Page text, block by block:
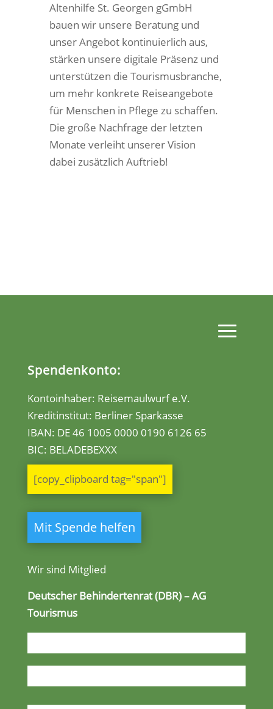
Altenhilfe St. Georgen gGmbH
bauen wir unsere Beratung und
unser Angebot kontinuierlich aus,
stärken unsere digitale Präsenz und
unterstützen die Tourismusbranche,
um mehr konkrete Reiseangebote
für Menschen in Pflege zu schaffen.
Die große Nachfrage der letzten
Monate verleiht unserer Vision
dabei zusätzlich Auftrieb!
Spendenkonto:
Kontoinhaber: Reisemaulwurf e.V.
Kreditinstitut: Berliner Sparkasse
IBAN: DE 46 1005 0000 0190 6126 65
BIC: BELADEBEXXX
[copy_clipboard tag="span"]
Mit Spende helfen
Wir sind Mitglied
Deutscher Behindertenrat (DBR) – AG
Tourismus